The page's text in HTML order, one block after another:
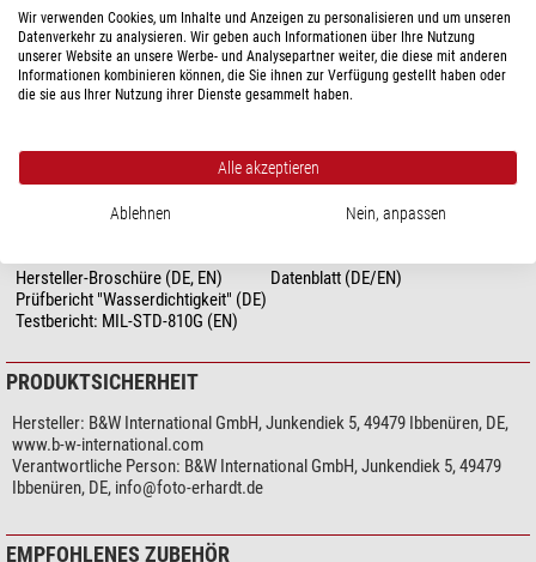
Type 1000. Er eignet sich für den Transport von vielerlei Dingen, z.B. ideal
für Kamera-Akkus, Astronomisches Zubehör oder kleinere Messgeräte
Innenmaße: 250 x 175 x 155 mm
Gewicht: 0,9 kg
mögliche Ausstattung:
leer, flexible Fächereinteilung (RPD) oder vorgestanzter Würfelschaum
Außenmaterial
Kunststoff
Gesamtgewicht (kg)
0,9
Farbe
schwarz
Typ
Transport & Aufbewahrung
Hersteller-Broschüre (DE, EN)
Datenblatt (DE/EN)
Prüfbericht "Wasserdichtigkeit" (DE)
Testbericht: MIL-STD-810G (EN)
PRODUKTSICHERHEIT
Hersteller: B&W International GmbH, Junkendiek 5, 49479 Ibbenüren, DE,
www.b-w-international.com
Verantwortliche Person: B&W International GmbH, Junkendiek 5, 49479
Ibbenüren, DE, info@foto-erhardt.de
EMPFOHLENES ZUBEHÖR
Wir verwenden Cookies, um Inhalte und Anzeigen zu personalisieren und um unseren
Datenverkehr zu analysieren. Wir geben auch Informationen über Ihre Nutzung
unserer Website an unsere Werbe- und Analysepartner weiter, die diese mit anderen
Informationen kombinieren können, die Sie ihnen zur Verfügung gestellt haben oder
die sie aus Ihrer Nutzung ihrer Dienste gesammelt haben.
Alle akzeptieren
Ablehnen Nein, anpassen